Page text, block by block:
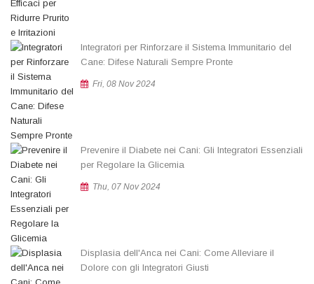
Integratori per Rinforzare il Sistema Immunitario del
Cane: Difese Naturali Sempre Pronte
Fri, 08 Nov 2024
Prevenire il Diabete nei Cani: Gli Integratori Essenziali
per Regolare la Glicemia
Thu, 07 Nov 2024
Displasia dell'Anca nei Cani: Come Alleviare il
Dolore con gli Integratori Giusti